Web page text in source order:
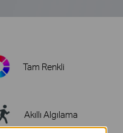
Tam Renkli
Akıllı Algılama